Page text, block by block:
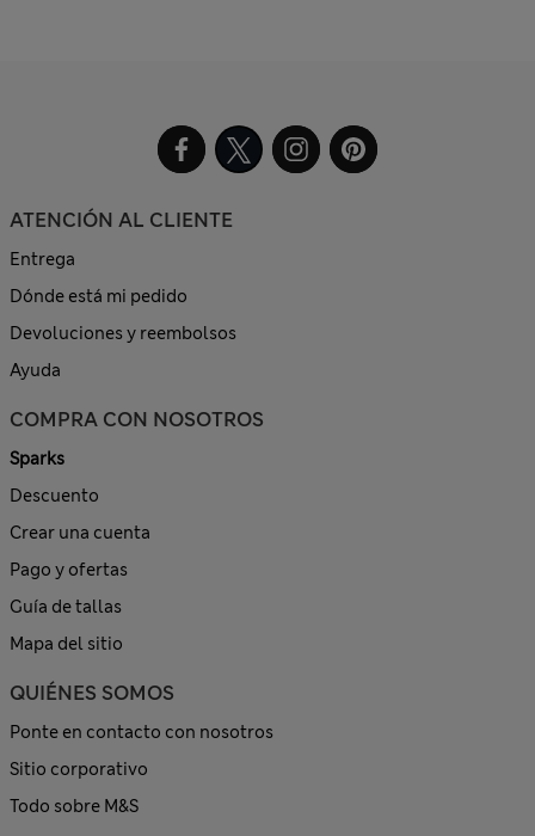
ATENCIÓN AL CLIENTE
Entrega
Dónde está mi pedido
Devoluciones y reembolsos
Ayuda
COMPRA CON NOSOTROS
Sparks
Descuento
Crear una cuenta
Pago y ofertas
Guía de tallas
Mapa del sitio
QUIÉNES SOMOS
Ponte en contacto con nosotros
Sitio corporativo
Todo sobre M&S